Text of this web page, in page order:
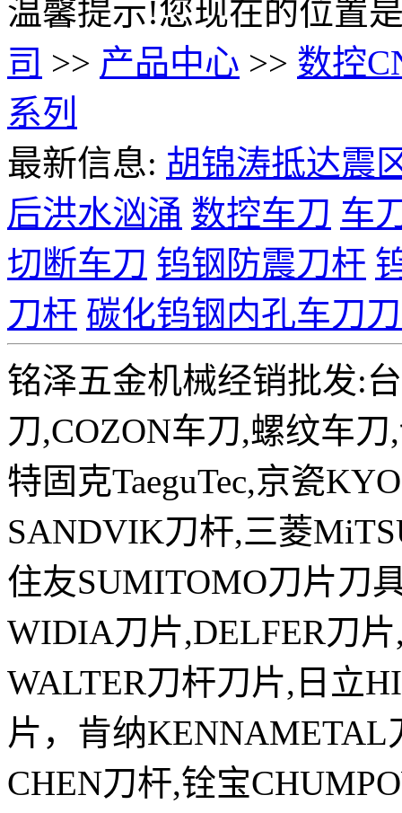
温馨提示!您现在的位置
司 >> 产品中心 >> 数控
系列
最新信息: 胡锦涛抵达震
后洪水汹涌 数控车刀 车
切断车刀 钨钢防震刀杆
刀杆 碳化钨钢内孔车刀
铭泽五金机械经销批发:
刀,COZON车刀,螺纹车
特固克TaeguTec,京瓷
SANDVIK刀杆,三菱
住友SUMITOMO刀片刀
WIDIA刀片,DELFER刀
WALTER刀杆刀片,日立
片，肯纳KENNAMETAL
CHEN刀杆,铨宝